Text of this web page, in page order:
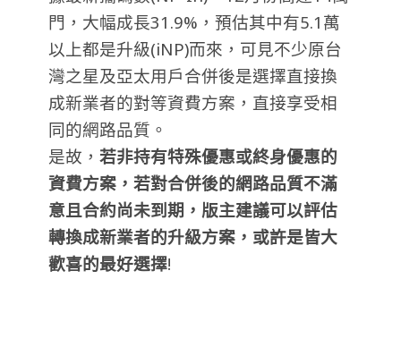
門，大幅成長31.9%，預估其中有5.1萬
以上都是升級(iNP)而來，可見不少原台
灣之星及亞太用戶合併後是選擇直接換
成新業者的對等資費方案，直接享受相
同的網路品質。
是故， 若非持有特殊優惠或終身優惠的
資費方案，若對合併後的網路品質不滿
意且合約尚未到期，版主建議可以評估
轉換成新業者的升級方案，或許是皆大
歡喜的最好選擇!